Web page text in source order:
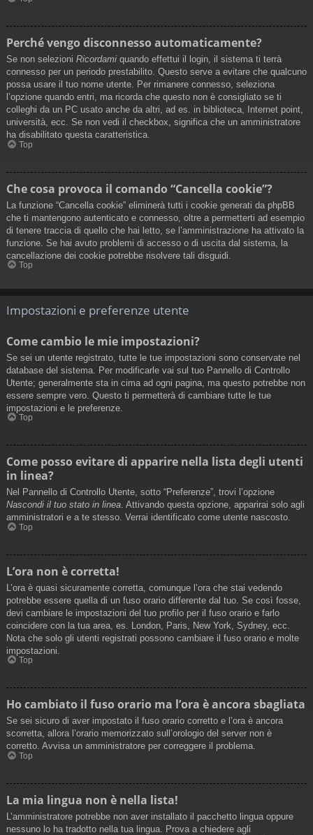
Perché vengo disconnesso automaticamente?
Se non selezioni Ricordami quando effettui il login, il sistema ti terrà
connesso per un periodo prestabilito. Questo serve a evitare che qualcuno
possa usare il tuo nome utente. Per rimanere connesso, seleziona
l’opzione quando entri, ma ricorda che questo non è consigliato se ti
colleghi da un PC usato anche da altri, ad es. in biblioteca, Internet point,
università, ecc. Se non vedi il checkbox, significa che un amministratore
ha disabilitato questa caratteristica.
Top
Che cosa provoca il comando “Cancella cookie”?
La funzione “Cancella cookie” eliminerà tutti i cookie generati da phpBB
che ti mantengono autenticato e connesso, oltre a permetterti ad esempio
di tenere traccia di quello che hai letto, se l’amministrazione ha attivato la
funzione. Se hai avuto problemi di accesso o di uscita dal sistema, la
cancellazione dei cookie potrebbe risolvere tali disguidi.
Top
Impostazioni e preferenze utente
Come cambio le mie impostazioni?
Se sei un utente registrato, tutte le tue impostazioni sono conservate nel
database del sistema. Per modificarle vai sul tuo Pannello di Controllo
Utente; generalmente sta in cima ad ogni pagina, ma questo potrebbe non
essere sempre vero. Questo ti permetterà di cambiare tutte le tue
impostazioni e le preferenze.
Top
Come posso evitare di apparire nella lista degli utenti
in linea?
Nel Pannello di Controllo Utente, sotto “Preferenze”, trovi l’opzione
Nascondi il tuo stato in linea. Attivando questa opzione, apparirai solo agli
amministratori e a te stesso. Verrai identificato come utente nascosto.
Top
L’ora non è corretta!
L’ora è quasi sicuramente corretta, comunque l’ora che stai vedendo
potrebbe essere quella di un fuso orario differente dal tuo. Se così fosse,
devi cambiare le impostazioni del tuo profilo per il fuso orario e farlo
coincidere con la tua area, es. London, Paris, New York, Sydney, ecc.
Nota che solo gli utenti registrati possono cambiare il fuso orario e molte
impostazioni.
Top
Ho cambiato il fuso orario ma l’ora è ancora sbagliata
Se sei sicuro di aver impostato il fuso orario corretto e l’ora è ancora
scorretta, allora l’orario memorizzato sull’orologio del server non è
corretto. Avvisa un amministratore per correggere il problema.
Top
La mia lingua non è nella lista!
L’amministratore potrebbe non aver installato il pacchetto lingua oppure
nessuno lo ha tradotto nella tua lingua. Prova a chiedere agli